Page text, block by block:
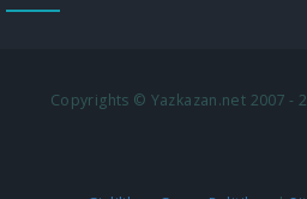
Copyrights © Yazkazan.net 2007 -